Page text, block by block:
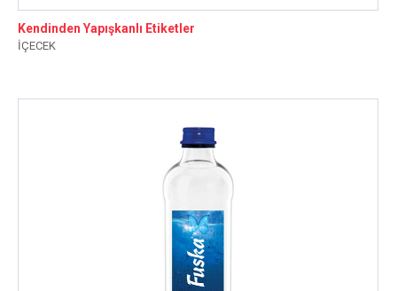
Kendinden Yapışkanlı Etiketler
İÇECEK